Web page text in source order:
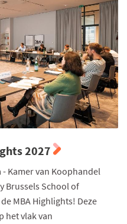
2027
Kamer van Koophandel
Brussels School of
MBA Highlights! Deze
het vlak van